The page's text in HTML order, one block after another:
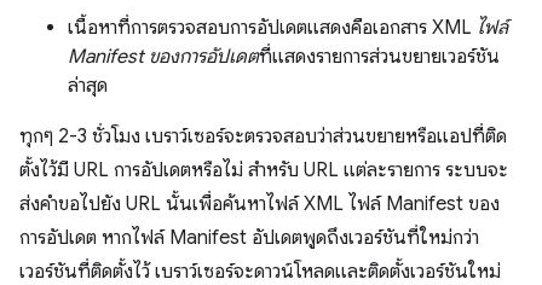
เนื้อหาที่การตรวจสอบการอัปเดตแสดงคือเอกสาร XML ไฟล์
Manifest ของการอัปเดตที่แสดงรายการส่วนขยายเวอร์ชัน
ล่าสุด
ทุกๆ 2-3 ชั่วโมง เบราว์เซอร์จะตรวจสอบว่าส่วนขยายหรือแอปที่ติด
ตั้งไว้มี URL การอัปเดตหรือไม่ สำหรับ URL แต่ละรายการ ระบบจะ
ส่งคำขอไปยัง URL นั้นเพื่อค้นหาไฟล์ XML ไฟล์ Manifest ของ
การอัปเดต หากไฟล์ Manifest อัปเดตพูดถึงเวอร์ชันที่ใหม่กว่า
เวอร์ชันที่ติดตั้งไว้ เบราว์เซอร์จะดาวน์โหลดและติดตั้งเวอร์ชันใหม่